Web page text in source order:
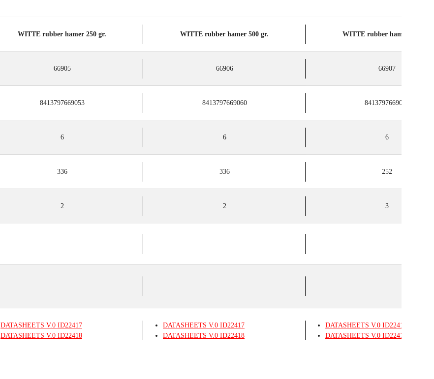
WITTE rubber hamer 250 gr. WITTE rubber hamer 500 gr. WITTE rubber hamer 750 gr.
66905 66906 66907
8413797669053 8413797669060 8413797669077
6 6 6
336 336 252
2 2 3
DATASHEETS V.0 ID22417
DATASHEETS V.0 ID22418
DATASHEETS V.0 ID22417
DATASHEETS V.0 ID22418
DATASHEETS V.0 ID22417
DATASHEETS V.0 ID22418